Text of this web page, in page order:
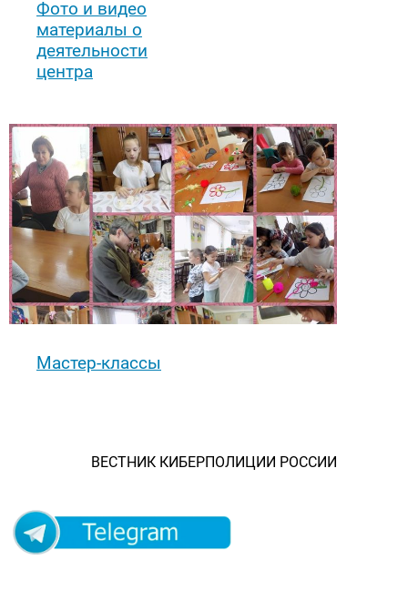
Фото и видео
материалы о
деятельности
центра
Мастер-классы
ВЕСТНИК КИБЕРПОЛИЦИИ РОССИИ